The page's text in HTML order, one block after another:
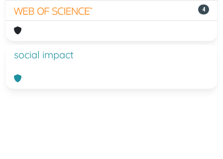
4
social impact